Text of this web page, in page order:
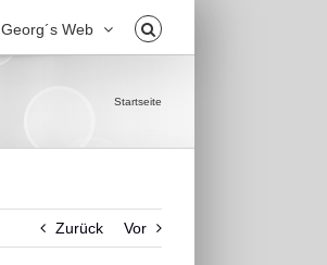
Georg´s Web
Startseite
Zurück Vor